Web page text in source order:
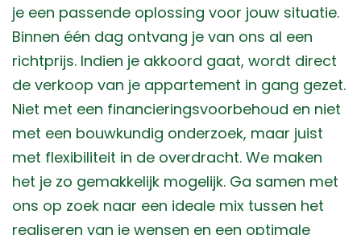
je een passende oplossing voor jouw situatie.
Binnen één dag ontvang je van ons al een
richtprijs. Indien je akkoord gaat, wordt direct
de verkoop van je appartement in gang gezet.
Niet met een financieringsvoorbehoud en niet
met een bouwkundig onderzoek, maar juist
met flexibiliteit in de overdracht. We maken
het je zo gemakkelijk mogelijk. Ga samen met
ons op zoek naar een ideale mix tussen het
realiseren van je wensen en een optimale